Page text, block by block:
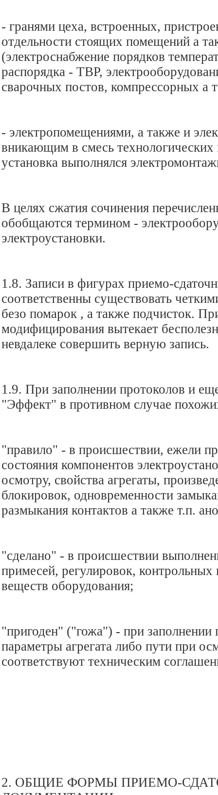
- гранями цеха, встроенных,
отдельности стоящих помещений а
(электроснабжение порядков
распорядка - ТВР,
сварочных постов, компрессорных а
- электропомещениями, а также и
вникающим в смесь технологических
установка выполнялся
В целях сжатия сочинения
обобщаются термином -
электроустановки.
1.8. Записи в фигурах приемо-
соответственны существовать
безо помарок , а также подчисток.
модифицирования вытекает
невдалеке совершить верную запись.
1.9. При заполнении протоколов и
"Эффект" в противном случае
"правило" - в происшествии, ежели
состояния компонентов
осмотру, свойства агрегаты,
блокировок, одновременности
размыкания контактов а также т.п.
"сделано" - в происшествии
примесей, регулировок,
веществ оборудования;
"пригоден" ("гожа") - при
параметры агрегата либо пути при
соответствуют техническим
2. ОБЩИЕ ФОРМЫ ПРИЕМО-